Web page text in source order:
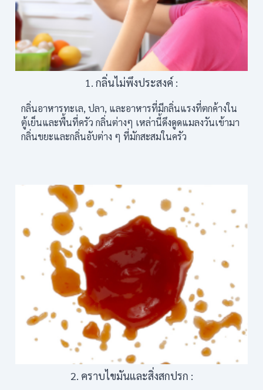
1. กลิ่นไม่พึงประสงค์ :
กลิ่นอาหารทะเล, ปลา, และอาหารที่มีกลิ่นแรงที่ตกค้างใน
ตู้เย็นและพื้นที่ครัว กลิ่นต่างๆ เหล่านี้ดึงดูดแมลงวันเข้ามา
กลิ่นขยะและกลิ่นอับต่าง ๆ ที่มักสะสมในครัว
2. คราบไขมันและสิ่งสกปรก :